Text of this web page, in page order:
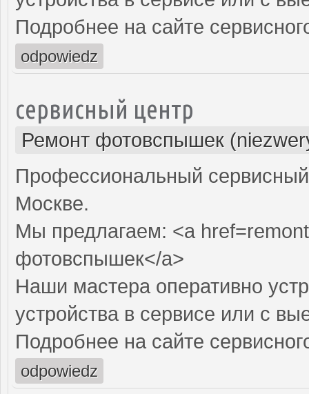
Подробнее на сайте
odpowiedz
сервисный центр
Ремонт фотовспышек
Профессиональный
Москве.
Мы предлагаем: <a
фотовспышек</a>
Наши мастера оперативно
устройства в сервисе или с
Подробнее на сайте
odpowiedz